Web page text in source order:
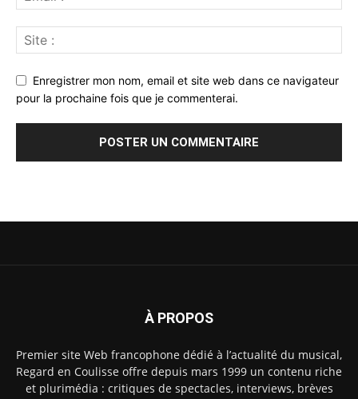
Enregistrer mon nom, email et site web dans ce navigateur
pour la prochaine fois que je commenterai.
À PROPOS
Premier site Web francophone dédié à l’actualité du musical,
Regard en Coulisse offre depuis mars 1999 un contenu riche
et plurimédia : critiques de spectacles, interviews, brèves